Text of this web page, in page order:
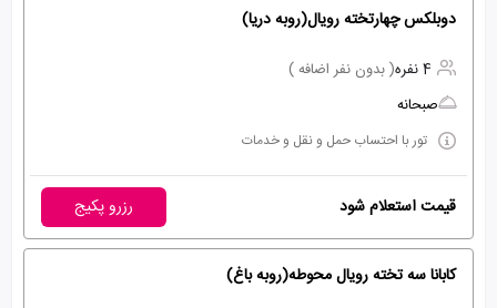
دوبلکس چهارتخته رویال(روبه دریا)
4 نفره
( بدون نفر اضافه )
صبحانه
تور با احتساب حمل و نقل و خدمات
قیمت استعلام شود رزرو پکیج
کابانا سه تخته رویال محوطه(روبه باغ)